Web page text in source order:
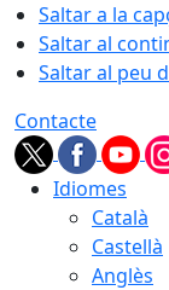
Saltar a la
Saltar al
Saltar al peu
Contacte
Idiomes
Català
Castellà
Anglès